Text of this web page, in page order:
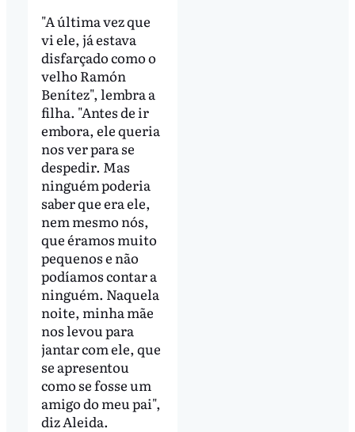
"A última vez que
vi ele, já estava
disfarçado como o
velho Ramón
Benítez", lembra a
filha. "Antes de ir
embora, ele queria
nos ver para se
despedir. Mas
ninguém poderia
saber que era ele,
nem mesmo nós,
que éramos muito
pequenos e não
podíamos contar a
ninguém. Naquela
noite, minha mãe
nos levou para
jantar com ele, que
se apresentou
como se fosse um
amigo do meu pai",
diz Aleida.